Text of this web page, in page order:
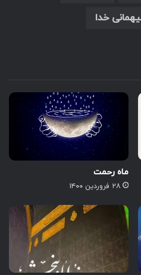
خدا
ماه رحمت
۲۸ فروردین ۱۴۰۰